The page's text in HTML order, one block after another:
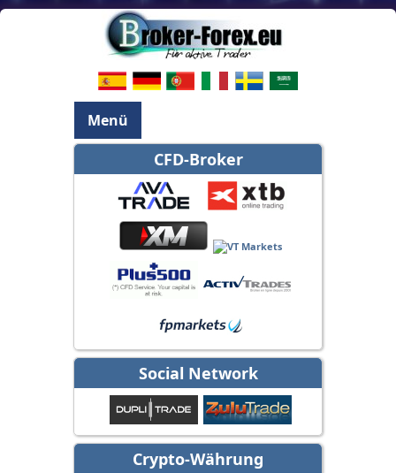
Menü
CFD-Broker
Social Network
Crypto-Währung